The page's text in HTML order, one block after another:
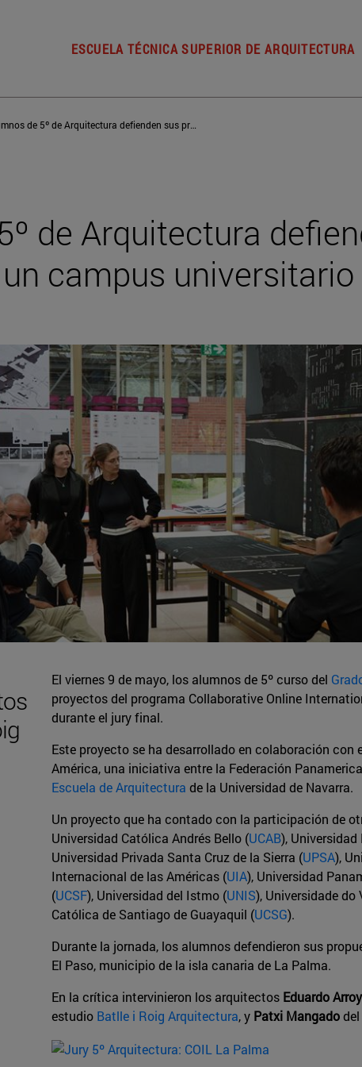
ESCUELA TÉCNICA SUPERIOR DE ARQUITECTURA
Los alumnos de 5º de Arquitectura defienden sus propuestas para un campus universitario en La Palma
de Arquitectura
campus universitario
El viernes 9 de mayo, los alumnos de 5º curso del
proyectos del programa Collaborative Online
durante el jury final.
Este proyecto se ha desarrollado en colaboración con
América, una iniciativa entre la Federación
Escuela de Arquitectura de la Universidad de Navarra.
Un proyecto que ha contado con la participación de
Universidad Católica Andrés Bello (UCAB),
Universidad Privada Santa Cruz de la Sierra (UPSA),
Internacional de las Américas (UIA), Universidad
(UCSF), Universidad del Istmo (UNIS), Universidade do
Católica de Santiago de Guayaquil (UCSG).
Durante la jornada, los alumnos defendieron sus
El Paso, municipio de la isla canaria de La Palma.
En la crítica intervinieron los arquitectos Eduardo
estudio Batlle i Roig Arquitectura, y Patxi Mangadodel